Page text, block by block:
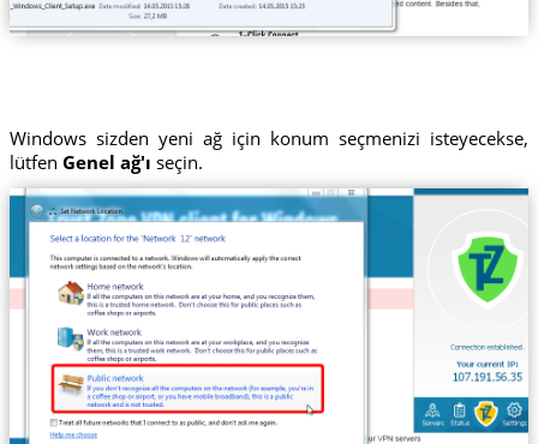
Windows sizden yeni ağ için konum seçmenizi isteyecekse,
lütfen Genel ağ'ı seçin.